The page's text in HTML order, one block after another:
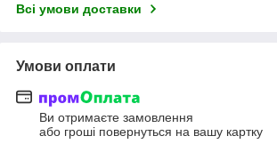
Всі умови доставки
Умови оплати
Ви отримаєте замовлення
або гроші повернуться на вашу картку